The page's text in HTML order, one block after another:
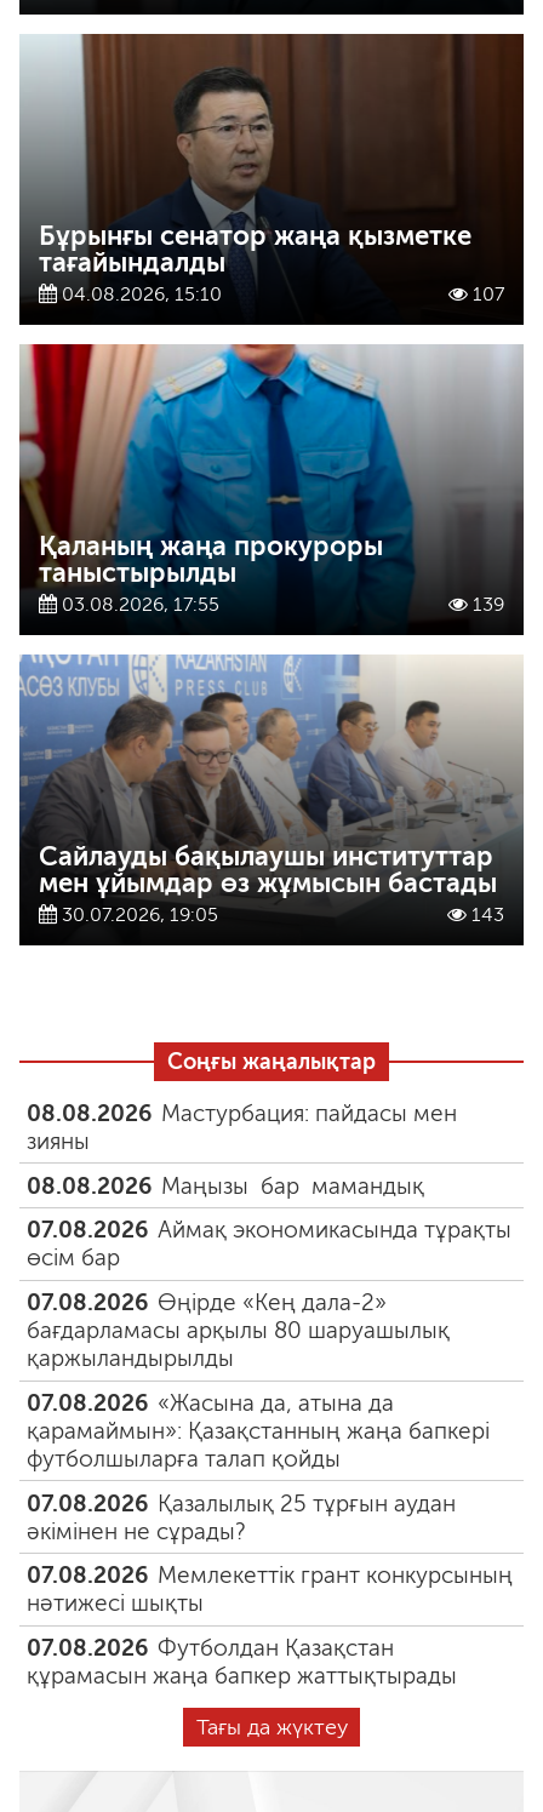
Бұрынғы сенатор жаңа қызметке
тағайындалды
04.08.2026, 15:10 107
Қаланың жаңа прокуроры
таныстырылды
03.08.2026, 17:55 139
Сайлауды бақылаушы институттар
мен ұйымдар өз жұмысын бастады
30.07.2026, 19:05 143
Соңғы жаңалықтар
08.08.2026 Мастурбация: пайдасы мен
зияны
08.08.2026 Маңызы бар мамандық
07.08.2026 Аймақ экономикасында тұрақты
өсім бар
07.08.2026 Өңірде «Кең дала-2»
бағдарламасы арқылы 80 шаруашылық
қаржыландырылды
07.08.2026 «Жасына да, атына да
қарамаймын»: Қазақстанның жаңа бапкері
футболшыларға талап қойды
07.08.2026 Қазалылық 25 тұрғын аудан
әкімінен не сұрады?
07.08.2026 Мемлекеттік грант конкурсының
нәтижесі шықты
07.08.2026 Футболдан Қазақстан
құрамасын жаңа бапкер жаттықтырады
Тағы да жүктеу